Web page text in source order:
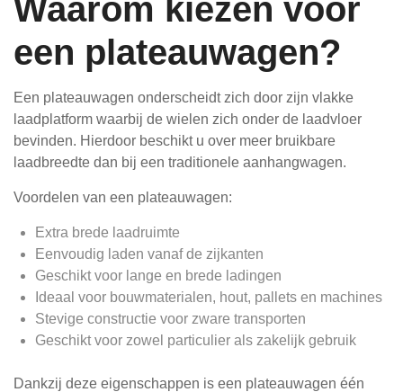
Waarom kiezen voor
een plateauwagen?
Een plateauwagen onderscheidt zich door zijn vlakke
laadplatform waarbij de wielen zich onder de laadvloer
bevinden. Hierdoor beschikt u over meer bruikbare
laadbreedte dan bij een traditionele aanhangwagen.
Voordelen van een plateauwagen:
Extra brede laadruimte
Eenvoudig laden vanaf de zijkanten
Geschikt voor lange en brede ladingen
Ideaal voor bouwmaterialen, hout, pallets en machines
Stevige constructie voor zware transporten
Geschikt voor zowel particulier als zakelijk gebruik
Dankzij deze eigenschappen is een plateauwagen één